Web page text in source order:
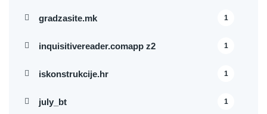
gradzasite.mk 1
inquisitivereader.comapp z2 1
iskonstrukcije.hr 1
july_bt 1